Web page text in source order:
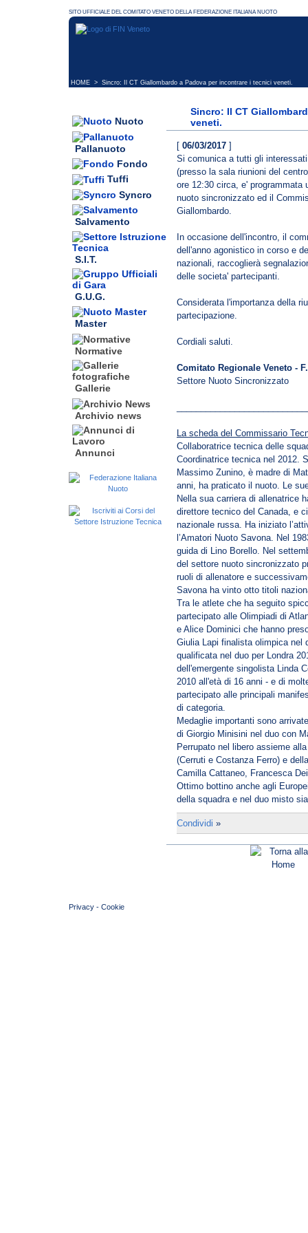
HOME > Sincro: Il CT Giallombardo a Padova per incontrare i tecnici veneti.
Nuoto
Pallanuoto
Fondo
Tuffi
Syncro
Salvamento
S.I.T.
G.U.G.
Master
Normative
Gallerie
Archivio news
Annunci
Sincro: Il CT
veneti.
[ 06/03/2017 ]
Si comunica a tutti gli
(presso la sala riunioni del
ore 12:30 circa, e' programmata
nuoto sincronizzato ed il
Giallombardo.
In occasione dell'incontro, il
dell'anno agonistico in corso e
nazionali, raccoglierà
delle societa' partecipanti.
Considerata l'importanza della
partecipazione.
Cordiali saluti.
Comitato Regionale Veneto -
Settore Nuoto Sincronizzato
La scheda del Commissario
Collaboratrice tecnica delle
Coordinatrice tecnica nel 2012.
Massimo Zunino, è madre di
anni, ha praticato il nuoto. Le
Nella sua carriera di allenatrice
direttore tecnico del Canada, e
nazionale russa. Ha iniziato
l’Amatori Nuoto Savona. Nel
guida di Lino Borello. Nel
del settore nuoto sincronizzato
ruoli di allenatore e
Savona ha vinto otto titoli
Tra le atlete che ha seguito
partecipato alle Olimpiadi di
e Alice Dominici che hanno
Giulia Lapi finalista olimpica nel
qualificata nel duo per Londra
dell'emergente singolista Linda
2010 all'età di 16 anni - e di
partecipato alle principali
di categoria.
Medaglie importanti sono
di Giorgio Minisini nel duo con
Perrupato nel libero assieme
(Cerruti e Costanza Ferro) e
Camilla Cattaneo, Francesca
Ottimo bottino anche agli
della squadra e nel duo misto
Condividi »
Privacy - Cookie